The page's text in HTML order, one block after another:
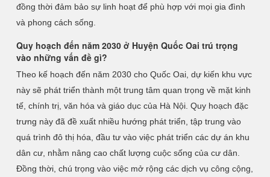
đồng thời đảm bảo sự linh hoạt để phù hợp với mọi gia đình
và phong cách sống.
Quy hoạch đến năm 2030 ở Huyện Quốc Oai trú trọng
vào những vấn đề gì?
Theo kế hoạch đến năm 2030 cho Quốc Oai, dự kiến khu vực
này sẽ phát triển thành một trung tâm quan trọng về mặt kinh
tế, chính trị, văn hóa và giáo dục của Hà Nội. Quy hoạch đặc
trưng này đã đề xuất nhiều hướng phát triển, tập trung vào
quá trình đô thị hóa, đầu tư vào việc phát triển các dự án khu
dân cư, nhằm nâng cao chất lượng cuộc sống của cư dân.
Đồng thời, chú trọng vào việc mở rộng các dịch vụ công cộng,